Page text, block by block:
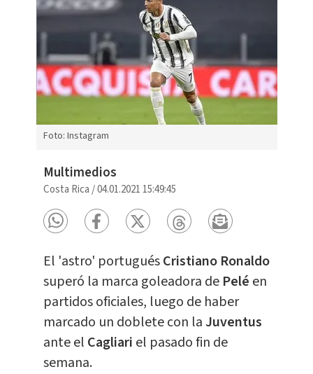
Foto: Instagram
Multimedios
Costa Rica /04.01.2021 15:49:45
El 'astro' portuguésCristiano Ronaldo
superó la marca goleadora de Pelé en
partidos oficiales, luego de haber
marcado un doblete con la Juventus
ante el Cagliari el pasado fin de
semana.